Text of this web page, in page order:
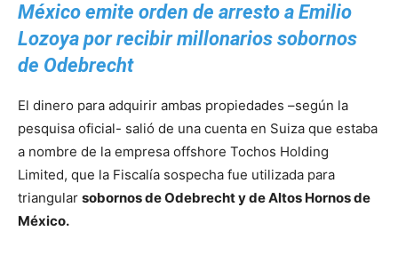
México emite orden de arresto a Emilio
Lozoya por recibir millonarios sobornos
de Odebrecht
El dinero para adquirir ambas propiedades –según la
pesquisa oficial- salió de una cuenta en Suiza que estaba
a nombre de la empresa offshore Tochos Holding
Limited, que la Fiscalía sospecha fue utilizada para
triangular sobornos de Odebrecht y de Altos Hornos de
México.